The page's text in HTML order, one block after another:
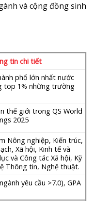
và cộng đồng sinh
tin chi tiết
phố lớn nhất nước
top 1% những trường
thế giới trong QS World
2025
Nông nghiệp, Kiến trúc,
Xã hội, Kinh tế và
và Công tác Xã hội, Kỹ
Thông tin, Nghệ thuật.
yêu cầu >7.0), GPA